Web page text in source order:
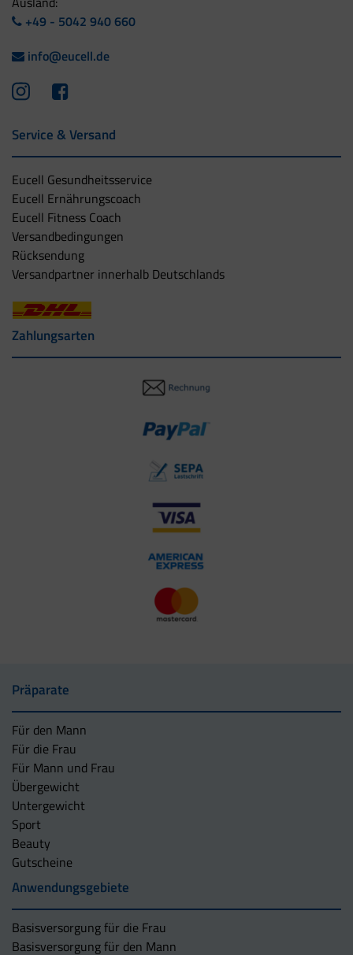
+49 - 5042 940 660
info@eucell.de
Service & Versand
Eucell Gesundheitsservice
Eucell Ernährungscoach
Eucell Fitness Coach
Versandbedingungen
Rücksendung
Versandpartner innerhalb Deutschlands
Zahlungsarten
Präparate
Für den Mann
Für die Frau
Für Mann und Frau
Übergewicht
Untergewicht
Sport
Beauty
Gutscheine
Anwendungsgebiete
Basisversorgung für die Frau
Basisversorgung für den Mann